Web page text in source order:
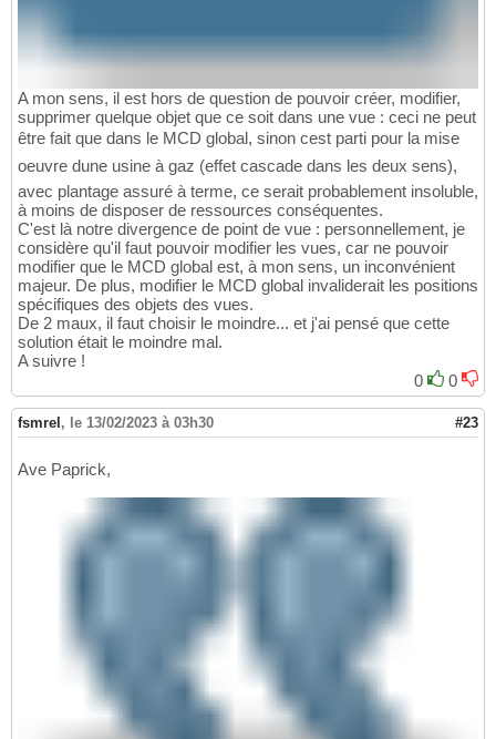
A mon sens, il est hors de question de pouvoir créer, modifier,
supprimer quelque objet que ce soit dans une vue : ceci ne peut
être fait que dans le MCD global, sinon cest parti pour la mise
oeuvre dune usine à gaz (effet cascade dans les deux sens),
avec plantage assuré à terme, ce serait probablement insoluble,
à moins de disposer de ressources conséquentes.
C'est là notre divergence de point de vue : personnellement, je
considère qu'il faut pouvoir modifier les vues, car ne pouvoir
modifier que le MCD global est, à mon sens, un inconvénient
majeur. De plus, modifier le MCD global invaliderait les positions
spécifiques des objets des vues.
De 2 maux, il faut choisir le moindre... et j'ai pensé que cette
solution était le moindre mal.
A suivre !
0
0
fsmrel , le 13/02/2023 à 03h30 #23
Ave Paprick,